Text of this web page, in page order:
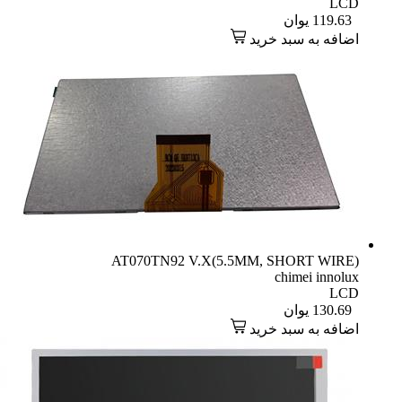
119.63 یوان
اضافه به سبد خرید
AT070TN92 V.X(5.5MM, SHORT WIRE)
chimei innolux
LCD
130.69 یوان
اضافه به سبد خرید